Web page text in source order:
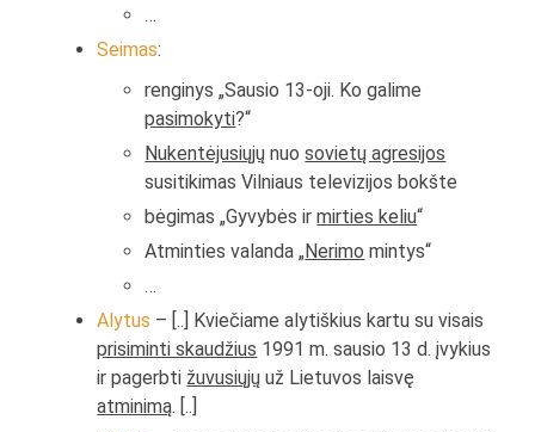
…
Seimas:
renginys „Sausio 13-oji. Ko galime
pasimokyti?“
Nukentėjusiųjų nuosovietų agresijos
susitikimas Vilniaus televizijos bokšte
bėgimas „Gyvybės irmirties keliu“
Atminties valanda „Nerimo mintys“
…
Alytus – [..] Kviečiame alytiškius kartu su visais
prisiminti skaudžius 1991 m. sausio 13 d. įvykius
ir pagerbti žuvusiųjų už Lietuvos laisvę
atminimą. [..]